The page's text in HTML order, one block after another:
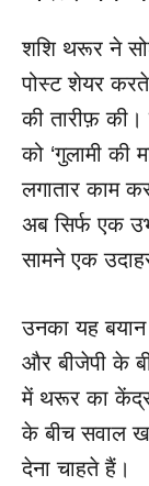
शशि थरूर ने
पोस्ट शेयर
की तारीफ़ की।
को ‘गुलामी की
लगातार काम
अब सिर्फ एक
सामने एक
उनका यह
और बीजेपी के
में थरूर का केंद्र
के बीच सवाल
देना चाहते हैं।